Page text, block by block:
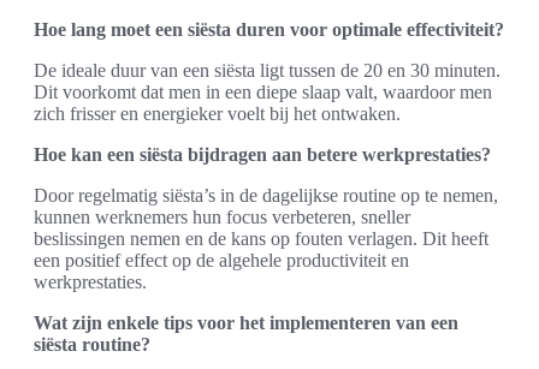
Hoe lang moet een siësta duren voor optimale effectiviteit?
De ideale duur van een siësta ligt tussen de 20 en 30 minuten.
Dit voorkomt dat men in een diepe slaap valt, waardoor men
zich frisser en energieker voelt bij het ontwaken.
Hoe kan een siësta bijdragen aan betere werkprestaties?
Door regelmatig siësta’s in de dagelijkse routine op te nemen,
kunnen werknemers hun focus verbeteren, sneller
beslissingen nemen en de kans op fouten verlagen. Dit heeft
een positief effect op de algehele productiviteit en
werkprestaties.
Wat zijn enkele tips voor het implementeren van een
siësta routine?